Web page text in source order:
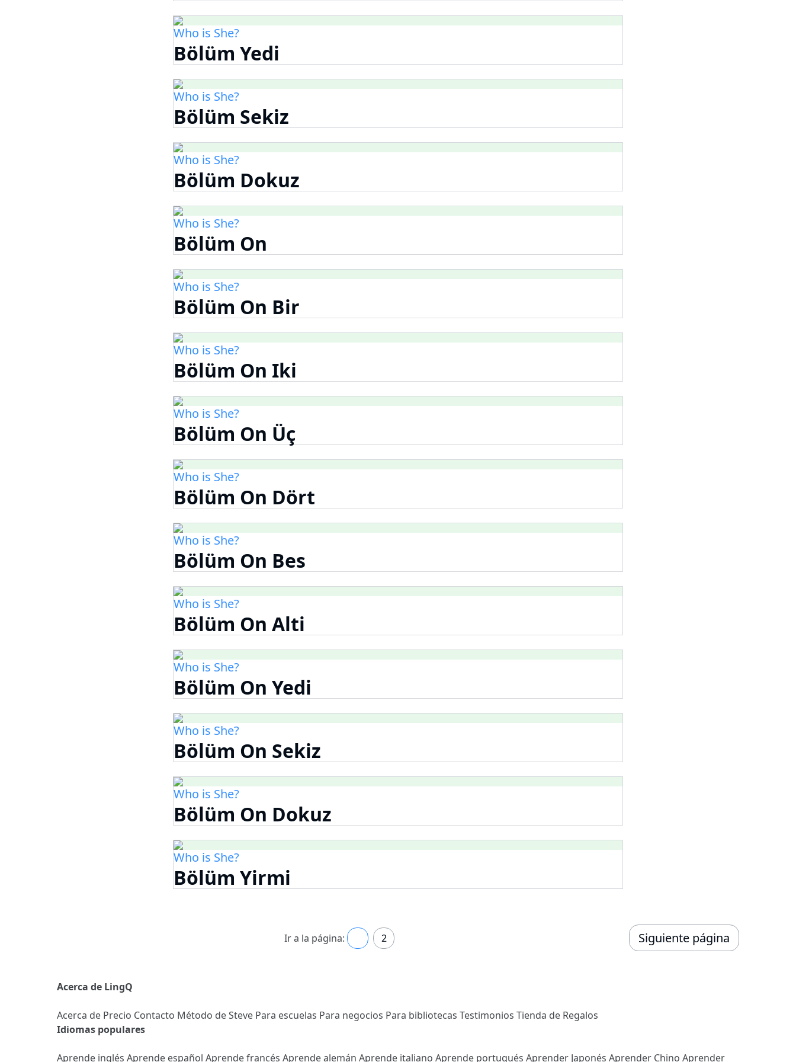
Who is She?
Bölüm Yedi
Who is She?
Bölüm Sekiz
Who is She?
Bölüm Dokuz
Who is She?
Bölüm On
Who is She?
Bölüm On Bir
Who is She?
Bölüm On Iki
Who is She?
Bölüm On Üç
Who is She?
Bölüm On Dört
Who is She?
Bölüm On Bes
Who is She?
Bölüm On Alti
Who is She?
Bölüm On Yedi
Who is She?
Bölüm On Sekiz
Who is She?
Bölüm On Dokuz
Who is She?
Bölüm Yirmi
Ir a la página: 2 Siguiente página
Acerca de LingQ
Acerca de Precio Contacto Método de Steve Para escuelas Para negocios Para bibliotecas Testimonios Tienda de Regalos
Idiomas populares
Aprende inglés Aprende español Aprende francés Aprende alemán Aprende italiano Aprende portugués Aprender Japonés Aprender Chino Aprender